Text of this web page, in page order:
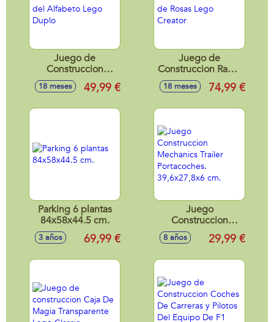
Juego de
Construccion
Camión del
Alfabeto Lego
18 meses 49,99 €
Juego de
Construccion Ramo
de Rosas Lego
Creator
18 meses 74,99 €
Parking 6 plantas
84x58x44.5 cm.
3 años 69,99 €
Juego
Construccion
Mechanics Trailer
Portacoches.
8 años 29,99 €